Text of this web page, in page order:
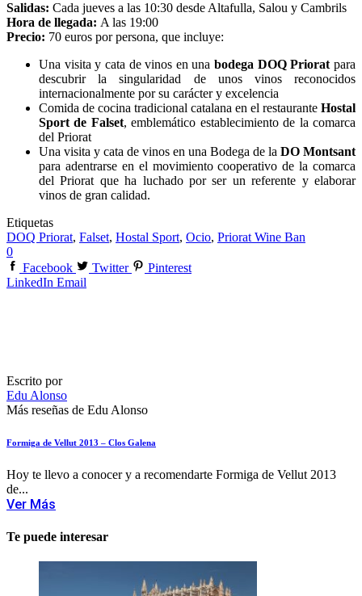
Salidas: Cada jueves a las 10:30 desde Altafulla, Salou y Cambrils
Hora de llegada: A las 19:00
Precio: 70 euros por persona, que incluye:
Una visita y cata de vinos en una bodega DOQ Prioratpara
descubrir la singularidad de unos vinos reconocidos
internacionalmente por su carácter y excelencia
Comida de cocina tradicional catalana en el restaurante Hostal
Sport de Falset, emblemático establecimiento de la comarca
del Priorat
Una visita y cata de vinos en una Bodega de la DO Montsant
para adentrarse en el movimiento cooperativo de la comarca
del Priorat que ha luchado por ser un referente y elaborar
vinos de gran calidad.
Etiquetas
DOQ Priorat, Falset, Hostal Sport, Ocio, Priorat Wine Ban
0
Facebook
Twitter
Pinterest
LinkedIn Email
Escrito por
Edu Alonso
Más reseñas de Edu Alonso
Formiga de Vellut 2013 – Clos Galena
Hoy te llevo a conocer y a recomendarte Formiga de Vellut 2013
de...
Ver Más
Te puede interesar